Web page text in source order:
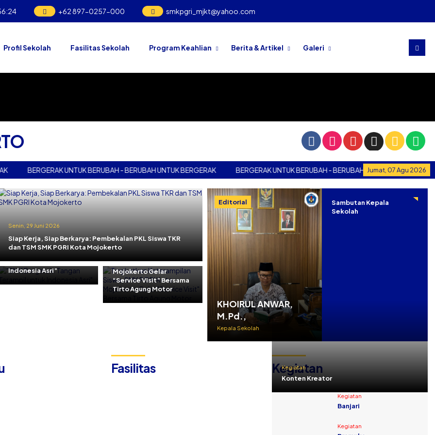
:24 +62 897-0257-000 smkpgri_mjkt@yahoo.com
Profil Sekolah Fasilitas Sekolah Program Keahlian Berita & Artikel Galeri
Jumat, 07 Agu 2026
BERGERAK UNTUK BERUBAH - BERUBAH UNTUK BERGERAK BERGERAK UNTUK BERUBAH - BERUBAH UNTUK BERGERAK
Senin, 29 Juni 2026
Siap Kerja, Siap Berkarya: Pembekalan PKL Siswa TKR
dan TSM SMK PGRI Kota Mojokerto
Kamis, 11 Juni 2026
Terampil untuk
Indonesia Asri”
Tingkatkan
SMK PGRI Kota
Mojokerto Gelar
“Service Visit” Bersama
Tirto Agung Motor
Editorial
KHOIRUL ANWAR,
M.Pd.,
Kepala Sekolah
Sambutan Kepala
Sekolah
Fasilitas Kegiatan
Kegiatan
Konten Kreator
Kegiatan
Banjari
Kegiatan